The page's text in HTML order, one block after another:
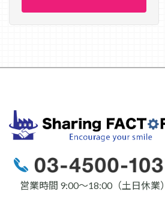
営業時間 9:00〜18:00（土日休業）